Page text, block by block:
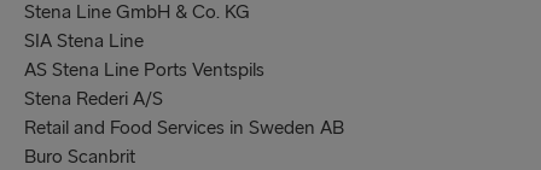
Stena Line GmbH & Co. KG
SIA Stena Line
AS Stena Line Ports Ventspils
Stena Rederi A/S
Retail and Food Services in Sweden AB
Buro Scanbrit